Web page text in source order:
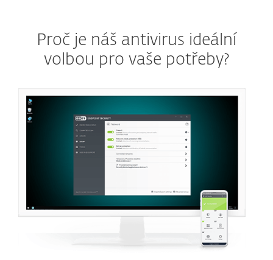
Proč je náš antivirus ideální
volbou pro vaše potřeby?